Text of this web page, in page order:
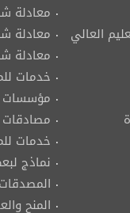
العالي
معادلة
معادلة
معادلة
خدمات
مؤسسات
خدمات
نماذج
المنح